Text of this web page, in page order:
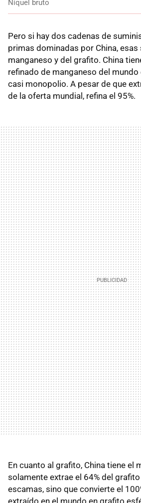
Níquel bruto
Pero si hay dos cadenas de
primas dominadas por China, esas
manganeso y del grafito. China
refinado de manganeso del
casi monopolio. A pesar de que
de la oferta mundial, refina el 95%.
En cuanto al grafito, China tiene el
solamente extrae el 64% del
escamas, sino que convierte el
extraído en el mundo en grafito